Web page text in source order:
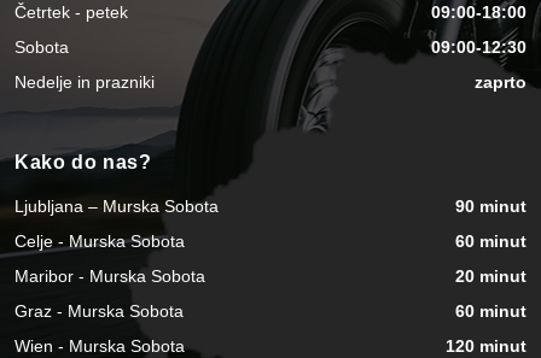
Četrtek - petek
09:00-18:00
Sobota
09:00-12:30
Nedelje in prazniki
zaprto
Kako do nas?
Ljubljana – Murska Sobota
90 minut
Celje - Murska Sobota
60 minut
Maribor - Murska Sobota
20 minut
Graz - Murska Sobota
60 minut
Wien - Murska Sobota
120 minut